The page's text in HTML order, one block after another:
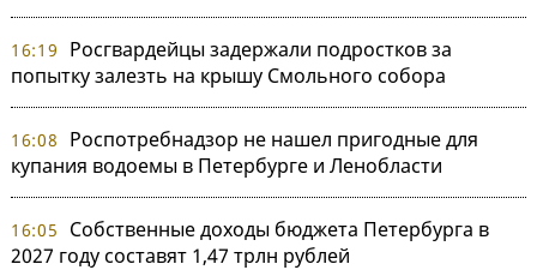
16:19
Росгвардейцы задержали подростков за
попытку залезть на крышу Смольного собора
16:08
Роспотребнадзор не нашел пригодные для
купания водоемы в Петербурге и Ленобласти
16:05
Собственные доходы бюджета Петербурга в
2027 году составят 1,47 трлн рублей